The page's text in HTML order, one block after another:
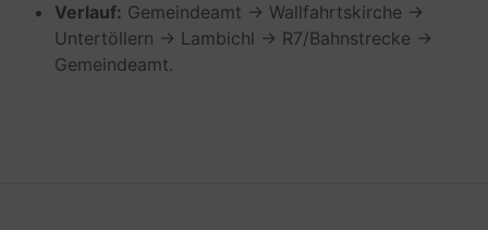
Verlauf: Gemeindeamt → Wallfahrtskirche →
Untertöllern → Lambichl → R7/Bahnstrecke →
Gemeindeamt.